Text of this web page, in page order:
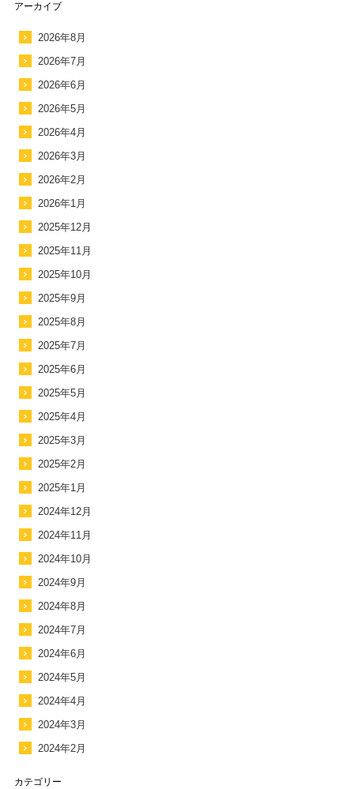
アーカイブ
2026年8月
2026年7月
2026年6月
2026年5月
2026年4月
2026年3月
2026年2月
2026年1月
2025年12月
2025年11月
2025年10月
2025年9月
2025年8月
2025年7月
2025年6月
2025年5月
2025年4月
2025年3月
2025年2月
2025年1月
2024年12月
2024年11月
2024年10月
2024年9月
2024年8月
2024年7月
2024年6月
2024年5月
2024年4月
2024年3月
2024年2月
カテゴリー